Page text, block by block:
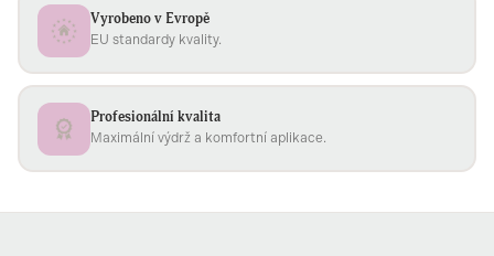
Vyrobeno v Evropě
EU standardy kvality.
Profesionální kvalita
Maximální výdrž a komfortní aplikace.